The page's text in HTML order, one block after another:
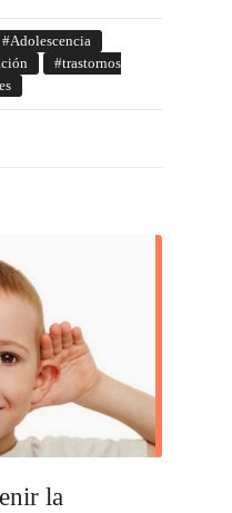
Adolescencia
trastornos
la